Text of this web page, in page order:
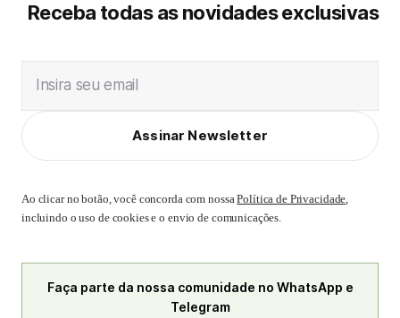
Receba todas as novidades exclusivas
Insira seu email
Assinar Newsletter
Ao clicar no botão, você concorda com nossaPolítica de Privacidade,
incluindo o uso de cookies e o envio de comunicações.
Faça parte da nossa comunidade no WhatsApp e
Telegram